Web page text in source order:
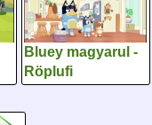
Bluey magyarul -
Röplufi